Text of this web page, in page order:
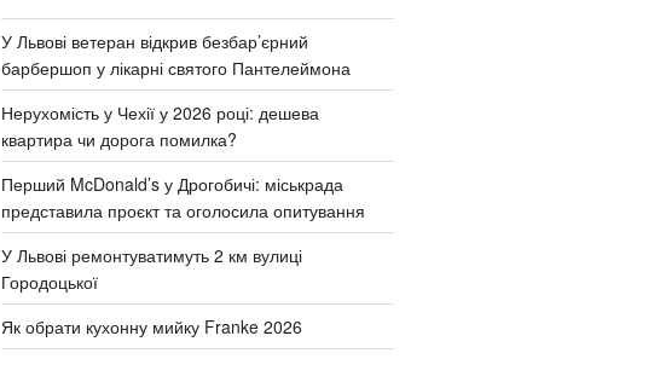
У Львові ветеран відкрив безбар’єрний
барбершоп у лікарні святого Пантелеймона
Нерухомість у Чехії у 2026 році: дешева
квартира чи дорога помилка?
Перший McDonald’s у Дрогобичі: міськрада
представила проєкт та оголосила опитування
У Львові ремонтуватимуть 2 км вулиці
Городоцької
Як обрати кухонну мийку Franke 2026